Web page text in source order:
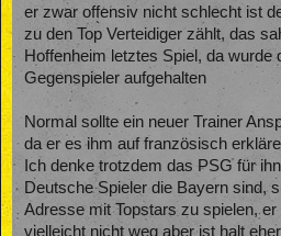
er zwar offensiv nicht schlecht ist
zu den Top Verteidiger zählt, das
Hoffenheim letztes Spiel, da wurde
Gegenspieler aufgehalten
Normal sollte ein neuer Trainer
da er es ihm auf französisch
Ich denke trotzdem das PSG für
Deutsche Spieler die Bayern sind,
Adresse mit Topstars zu spielen,
vielleicht nicht weg aber ist halt